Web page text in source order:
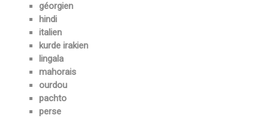
géorgien
hindi
italien
kurde irakien
lingala
mahorais
ourdou
pachto
perse